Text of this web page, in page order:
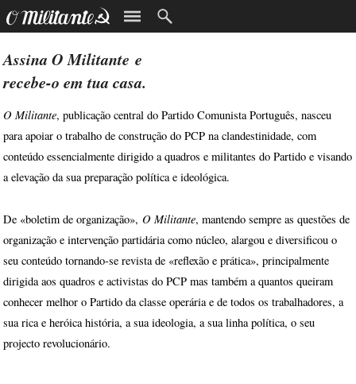
AssinaO Militante e
recebe-o em tua casa.
O Militante, publicação central do Partido Comunista Português, nasceu
para apoiar o trabalho de construção do PCP na clandestinidade, com
conteúdo essencialmente dirigido a quadros e militantes do Partido e visando
a elevação da sua preparação política e ideológica.
De «boletim de organização»,O Militante, mantendo sempre as questões de
organização e intervenção partidária como núcleo, alargou e diversificou o
seu conteúdo tornando-se revista de «reflexão e prática», principalmente
dirigida aos quadros e activistas do PCP mas também a quantos queiram
conhecer melhor o Partido da classe operária e de todos os trabalhadores, a
sua rica e heróica história, a sua ideologia, a sua linha política, o seu
projecto revolucionário.